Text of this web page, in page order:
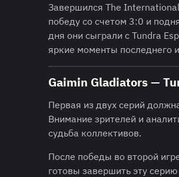
Завершился The
победу со счетом 3:0 и
дня они сыграли с Tundra
яркие моменты последнего
Gaimin Gladiators —
Первая из двух серий
Внимание зрителей и
судьба коллективов.
После победы во второй
готовы завершить эту